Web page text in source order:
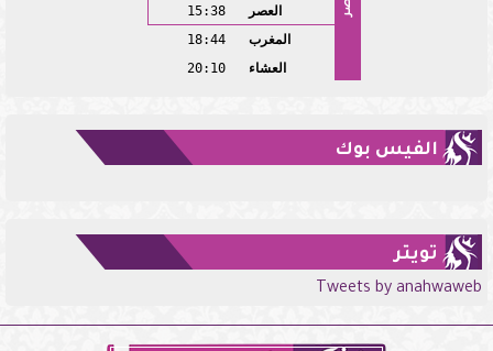
العصر
15:38
المغرب
18:44
العشاء
20:10
الفيس بوك
تويتر
Tweets by anahwaweb